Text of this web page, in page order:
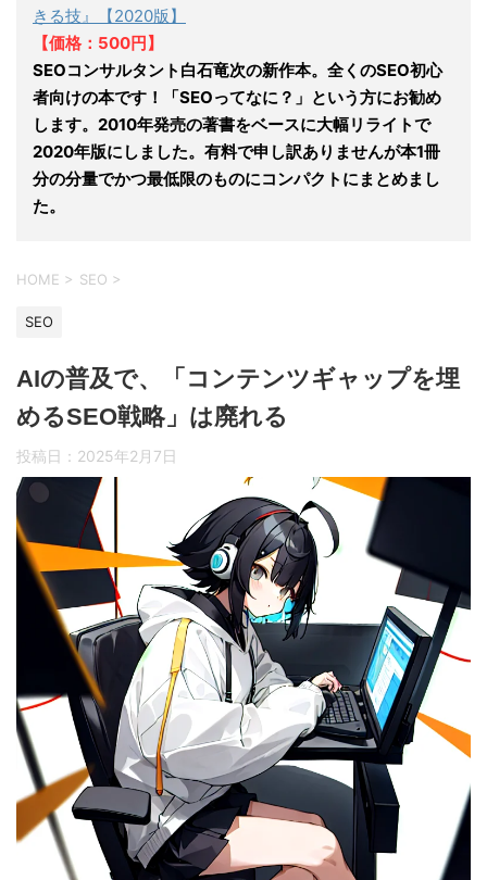
きる技』【2020版】
【価格：500円】
SEOコンサルタント白石竜次の新作本。全くのSEO初心
者向けの本です！「SEOってなに？」という方にお勧め
します。2010年発売の著書をベースに大幅リライトで
2020年版にしました。有料で申し訳ありませんが本1冊
分の分量でかつ最低限のものにコンパクトにまとめまし
た。
HOME > SEO >
SEO
AIの普及で、「コンテンツギャップを埋
めるSEO戦略」は廃れる
投稿日： 2025年2月7日